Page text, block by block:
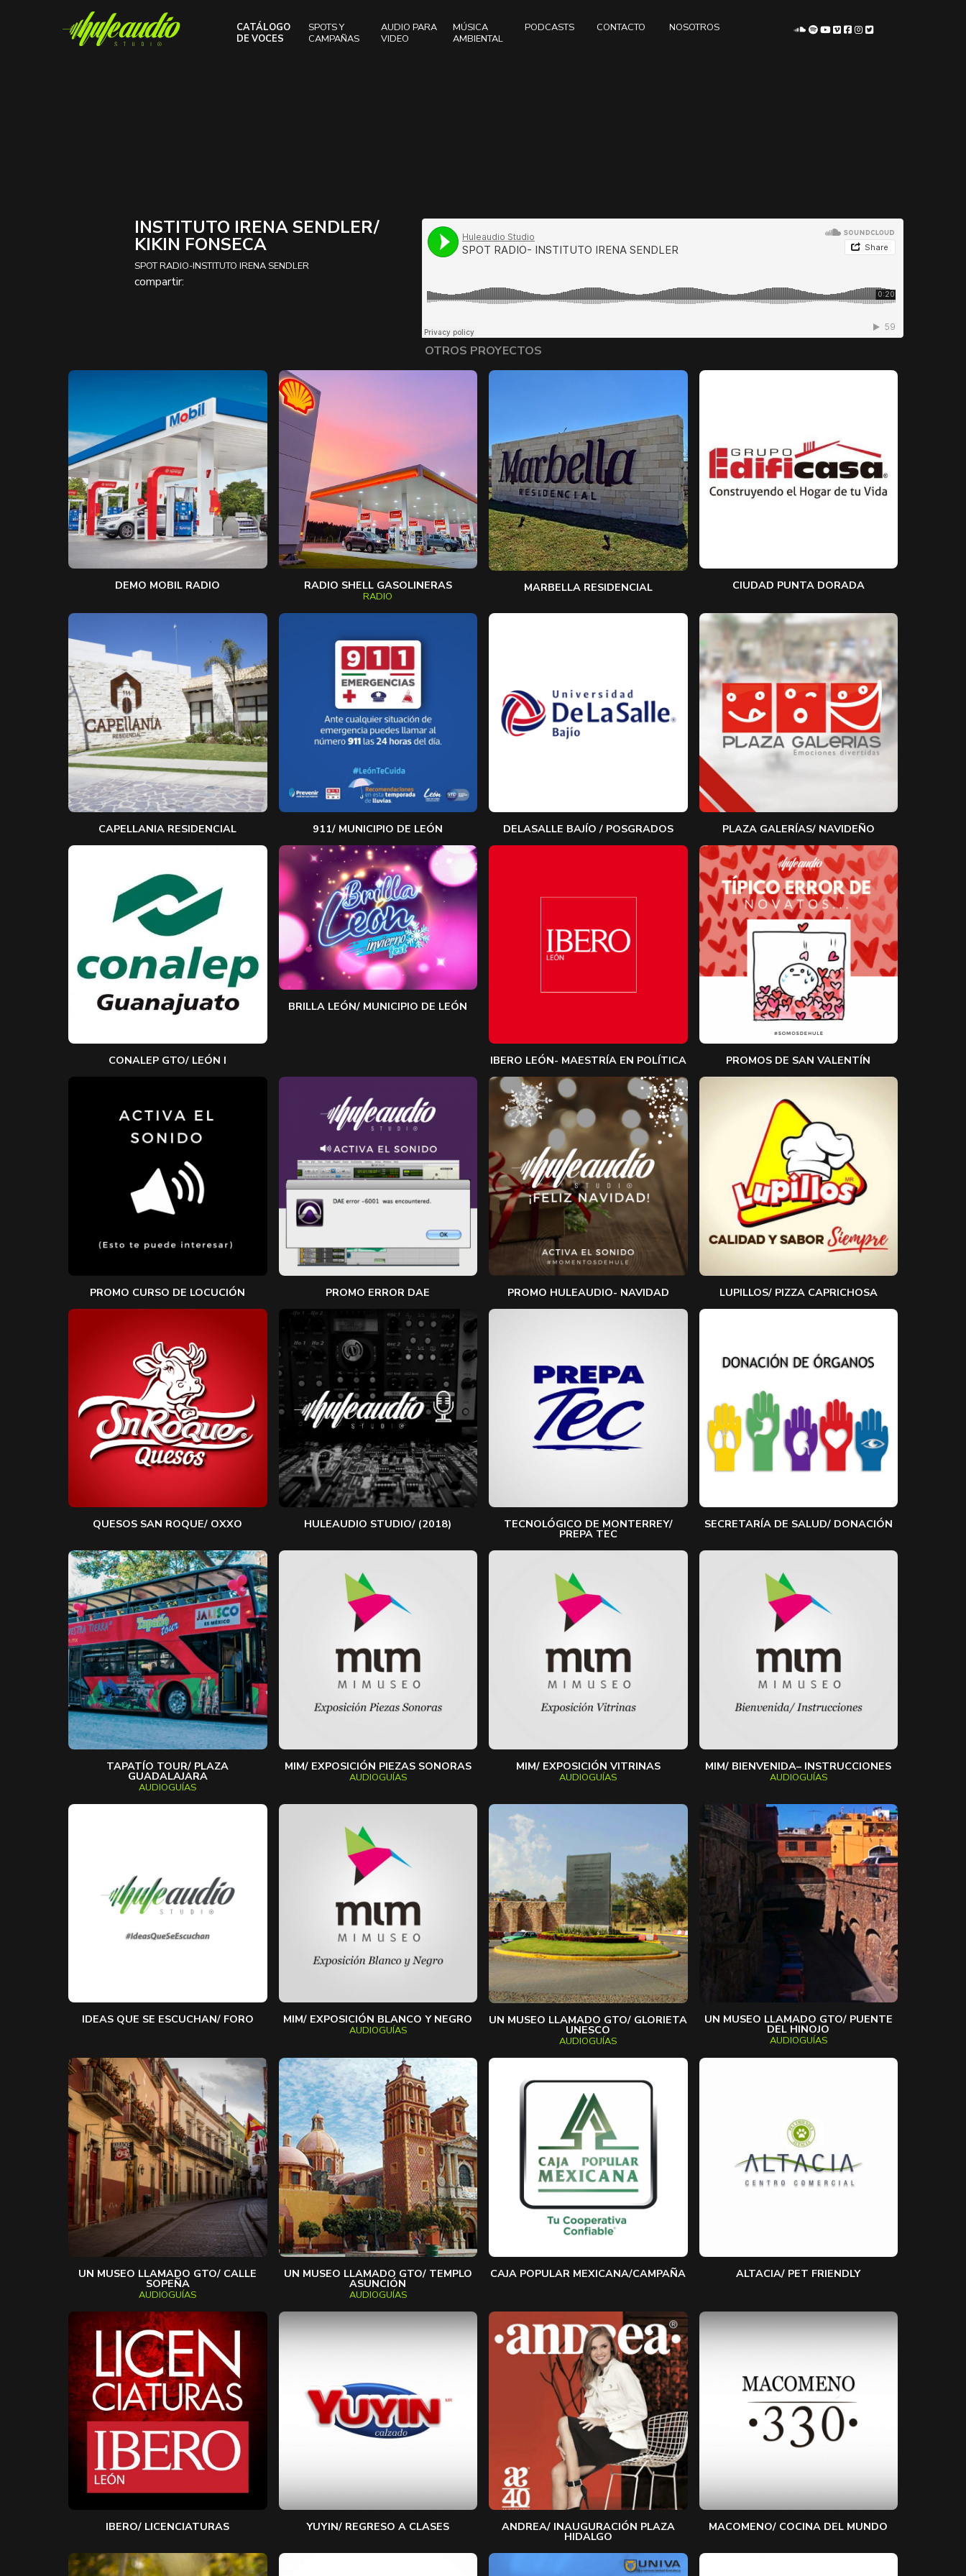
CATÁLOGO
DE VOCES
SPOTS Y
CAMPAÑAS
AUDIO PARA
VIDEO
MÚSICA
AMBIENTAL
PODCASTS CONTACTO NOSOTROS
INSTITUTO IRENA SENDLER/
KIKIN FONSECA
SPOT RADIO-INSTITUTO IRENA SENDLER
compartir:
OTROS PROYECTOS
DEMO MOBIL RADIO RADIO SHELL GASOLINERAS
RADIO
MARBELLA RESIDENCIAL CIUDAD PUNTA DORADA
CAPELLANIA RESIDENCIAL 911/ MUNICIPIO DE LEÓN DELASALLE BAJÍO / POSGRADOS PLAZA GALERÍAS/ NAVIDEÑO
CONALEP GTO/ LEÓN I
BRILLA LEÓN/ MUNICIPIO DE LEÓN
IBERO LEÓN- MAESTRÍA EN POLÍTICA PROMOS DE SAN VALENTÍN
PROMO CURSO DE LOCUCIÓN PROMO ERROR DAE PROMO HULEAUDIO- NAVIDAD LUPILLOS/ PIZZA CAPRICHOSA
QUESOS SAN ROQUE/ OXXO HULEAUDIO STUDIO/ (2018) TECNOLÓGICO DE MONTERREY/
PREPA TEC
SECRETARÍA DE SALUD/ DONACIÓN
TAPATÍO TOUR/ PLAZA
GUADALAJARA
AUDIOGUÍAS
MIM/ EXPOSICIÓN PIEZAS SONORAS
AUDIOGUÍAS
MIM/ EXPOSICIÓN VITRINAS
AUDIOGUÍAS
MIM/ BIENVENIDA– INSTRUCCIONES
AUDIOGUÍAS
IDEAS QUE SE ESCUCHAN/ FORO MIM/ EXPOSICIÓN BLANCO Y NEGRO
AUDIOGUÍAS
UN MUSEO LLAMADO GTO/ GLORIETA
UNESCO
AUDIOGUÍAS
UN MUSEO LLAMADO GTO/ PUENTE
DEL HINOJO
AUDIOGUÍAS
UN MUSEO LLAMADO GTO/ CALLE
SOPEÑA
AUDIOGUÍAS
UN MUSEO LLAMADO GTO/ TEMPLO
ASUNCIÓN
AUDIOGUÍAS
CAJA POPULAR MEXICANA/CAMPAÑA ALTACIA/ PET FRIENDLY
IBERO/ LICENCIATURAS YUYIN/ REGRESO A CLASES ANDREA/ INAUGURACIÓN PLAZA
HIDALGO
MACOMENO/ COCINA DEL MUNDO